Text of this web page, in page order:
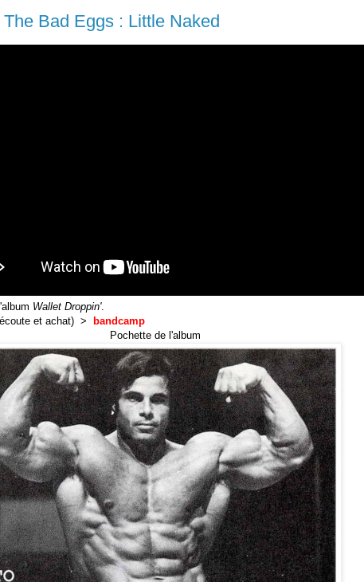
The Bad Eggs : Little Naked
Wallet Droppin'.
et achat) >
bandcamp
Pochette de l'album